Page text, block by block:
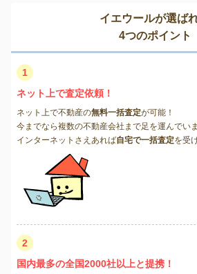
イエウールが選ば
4つのポイント
1
ネット上で査定依頼！
ネット上で不動産の無料一括査定が可能！
今までなら複数の不動産会社まで足を運んでい
インターネットさえあれば自宅で一括査定を受
2
国内最多の全国2000社以上と提携！